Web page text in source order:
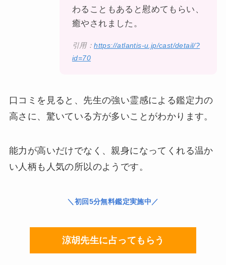
わることもあると慰めてもらい、
癒やされました。
引用：https://atlantis-u.jp/cast/detail/?
id=70
口コミを見ると、先生の強い霊感による鑑定力の
高さに、驚いている方が多いことがわかります。
能力が高いだけでなく、親身になってくれる温か
い人柄も人気の所以のよう です。
＼初回5分無料鑑定実施中／
涼胡先生に占ってもらう